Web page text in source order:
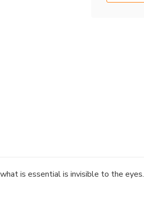
is essential is invisible to the eyes.